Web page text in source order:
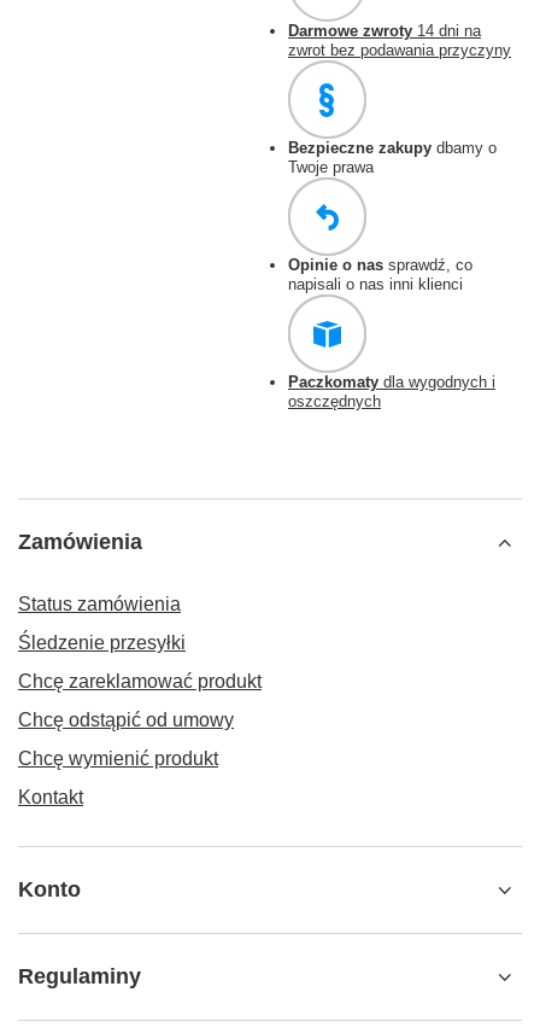
Darmowe zwroty 14 dni na
zwrot bez podawania przyczyny
Bezpieczne zakupy dbamy o
Twoje prawa
Opinie o nas sprawdź, co
napisali o nas inni klienci
Paczkomaty dla wygodnych i
oszczędnych
Zamówienia
Status zamówienia
Śledzenie przesyłki
Chcę zareklamować produkt
Chcę odstąpić od umowy
Chcę wymienić produkt
Kontakt
Konto
Regulaminy